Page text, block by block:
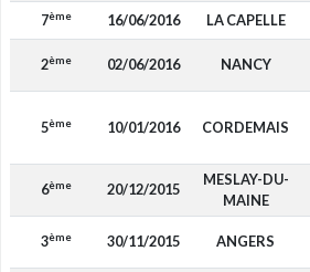
7ème 16/06/2016 LA CAPELLE
2ème 02/06/2016 NANCY
5ème 10/01/2016 CORDEMAIS
6ème 20/12/2015
MESLAY-DU-
MAINE
3ème 30/11/2015 ANGERS